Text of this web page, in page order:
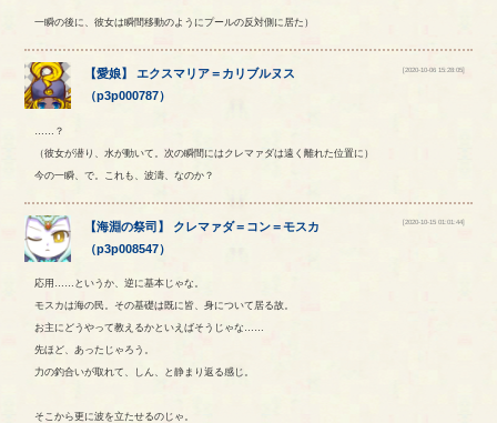
一瞬の後に、彼女は瞬間移動のようにプールの反対側に居た）
【愛娘】エクスマリア＝ カリブルヌス
（p3p000787）
[2020-10-06 15:28:05]
……？
（彼女が潜り、水が動いて。次の瞬間にはクレマァダは遠く離れた位置に）
今の一瞬、で。これも、波濤、なのか？
【海淵の祭司 】 クレマァダ＝ コン＝モスカ
（p3p008547）
[2020-10-15 01:01:44]
応用……というか、逆に基本じゃな。
モスカは海の民。その基礎は既に皆、身について居る故。
お主にどうやって教えるかといえばそうじゃな……
先ほど、あったじゃろう。
力の釣合いが取れて、しん、と静まり返る感じ。
そこから更に波を立たせるのじゃ。